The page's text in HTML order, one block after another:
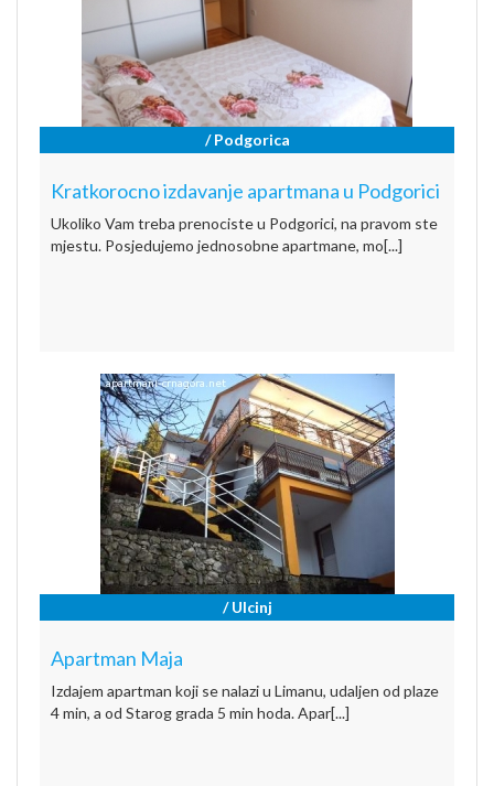
/ Podgorica
Kratkorocno izdavanje apartmana u Podgorici
Ukoliko Vam treba prenociste u Podgorici, na pravom ste
mjestu. Posjedujemo jednosobne apartmane, mo[...]
/ Ulcinj
Apartman Maja
Izdajem apartman koji se nalazi u Limanu, udaljen od plaze
4 min, a od Starog grada 5 min hoda. Apar[...]